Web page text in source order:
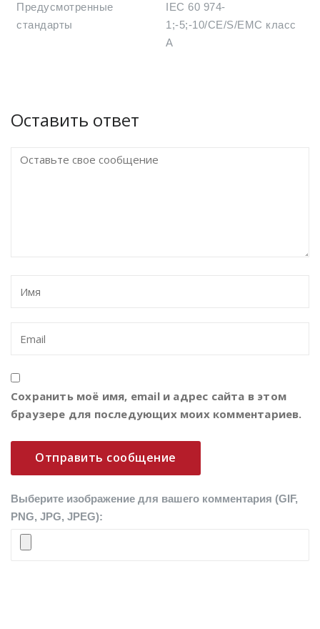
Предусмотренные
стандарты
IEC 60 974-
1;-5;-10/CE/S/EMC класс
А
Оставить ответ
Сохранить моё имя, email и адрес сайта в этом
браузере для последующих моих комментариев.
Выберите изображение для вашего комментария (GIF,
PNG, JPG, JPEG):